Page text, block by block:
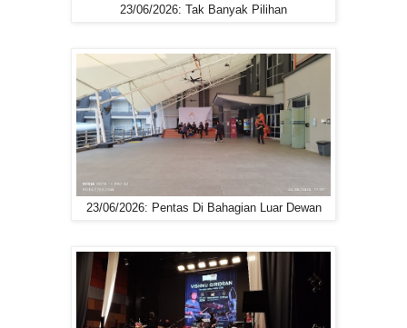
23/06/2026: Tak Banyak Pilihan
23/06/2026: Pentas Di Bahagian Luar Dewan